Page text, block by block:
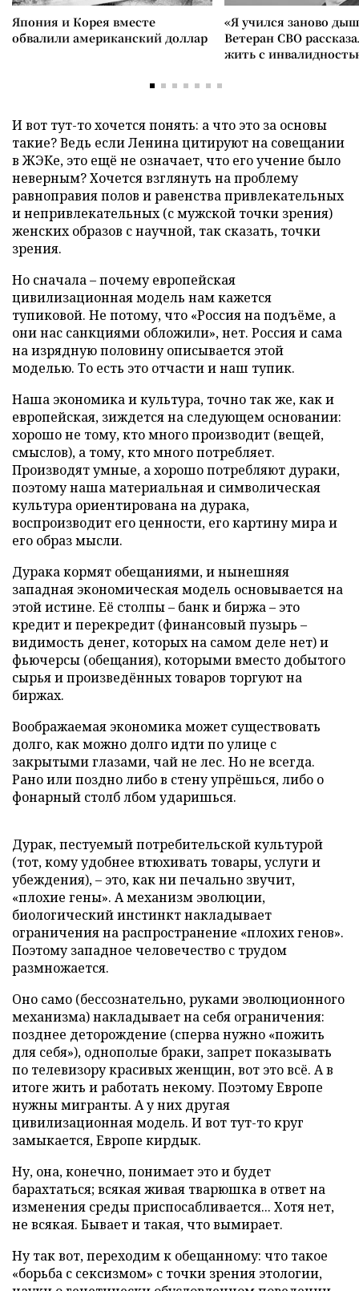
Япония и Корея вместе
обвалили американский доллар
«Я учился заново
Ветеран СВО
жить с
И вот тут-то хочется понять: а что это за основы
такие? Ведь если Ленина цитируют на совещании
в ЖЭКе, это ещё не означает, что его учение было
неверным? Хочется взглянуть на проблему
равноправия полов и равенства привлекательных
и непривлекательных (с мужской точки зрения)
женских образов с научной, так сказать, точки
зрения.
Но сначала – почему европейская
цивилизационная модель нам кажется
тупиковой. Не потому, что «Россия на подъёме, а
они нас санкциями обложили», нет. Россия и сама
на изрядную половину описывается этой
моделью. То есть это отчасти и наш тупик.
Наша экономика и культура, точно так же, как и
европейская, зиждется на следующем основании:
хорошо не тому, кто много производит (вещей,
смыслов), а тому, кто много потребляет.
Производят умные, а хорошо потребляют дураки,
поэтому наша материальная и символическая
культура ориентирована на дурака,
воспроизводит его ценности, его картину мира и
его образ мысли.
Дурака кормят обещаниями, и нынешняя
западная экономическая модель основывается на
этой истине. Её столпы – банк и биржа – это
кредит и перекредит (финансовый пузырь –
видимость денег, которых на самом деле нет) и
фьючерсы (обещания), которыми вместо добытого
сырья и произведённых товаров торгуют на
биржах.
Воображаемая экономика может существовать
долго, как можно долго идти по улице с
закрытыми глазами, чай не лес. Но не всегда.
Рано или поздно либо в стену упрёшься, либо о
фонарный столб лбом ударишься.
Дурак, пестуемый потребительской культурой
(тот, кому удобнее втюхивать товары, услуги и
убеждения), – это, как ни печально звучит,
«плохие гены». А механизм эволюции,
биологический инстинкт накладывает
ограничения на распространение «плохих генов».
Поэтому западное человечество с трудом
размножается.
Оно само (бессознательно, руками эволюционного
механизма) накладывает на себя ограничения:
позднее деторождение (сперва нужно «пожить
для себя»), однополые браки, запрет показывать
по телевизору красивых женщин, вот это всё. А в
итоге жить и работать некому. Поэтому Европе
нужны мигранты. А у них другая
цивилизационная модель. И вот тут-то круг
замыкается, Европе кирдык.
Ну, она, конечно, понимает это и будет
барахтаться; всякая живая тварюшка в ответ на
изменения среды приспосабливается... Хотя нет,
не всякая. Бывает и такая, что вымирает.
Ну так вот, переходим к обещанному: что такое
«борьба с сексизмом» с точки зрения этологии,